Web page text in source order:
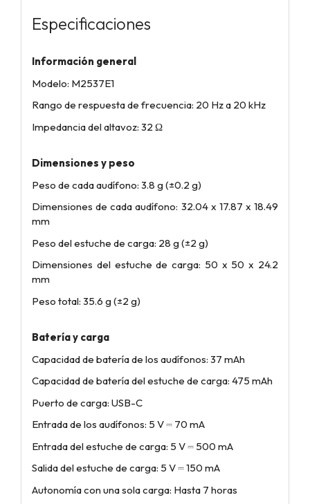
Especificaciones
Información general
Modelo: M2537E1
Rango de respuesta de frecuencia: 20 Hz a 20 kHz
Impedancia del altavoz: 32 Ω
Dimensiones y peso
Peso de cada audífono: 3.8 g (±0.2 g)
Dimensiones de cada audífono: 32.04 x 17.87 x 18.49
mm
Peso del estuche de carga: 28 g (±2 g)
Dimensiones del estuche de carga: 50 x 50 x 24.2
mm
Peso total: 35.6 g (±2 g)
Batería y carga
Capacidad de batería de los audífonos: 37 mAh
Capacidad de batería del estuche de carga: 475 mAh
Puerto de carga: USB-C
Entrada de los audífonos: 5 V ⎓ 70 mA
Entrada del estuche de carga: 5 V ⎓ 500 mA
Salida del estuche de carga: 5 V ⎓ 150 mA
Autonomía con una sola carga: Hasta 7 horas